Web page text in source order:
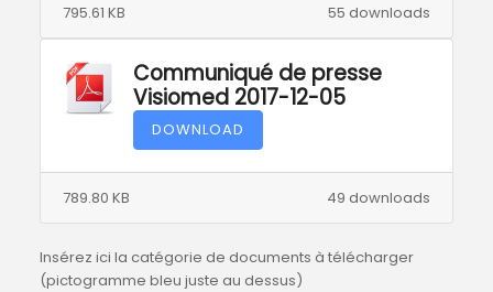
55 downloads
795.61 KB
Communiqué de presse
Visiomed 2017-12-05
DOWNLOAD
49 downloads
789.80 KB
Insérez ici la catégorie de documents à télécharger
(pictogramme bleu juste au dessus)